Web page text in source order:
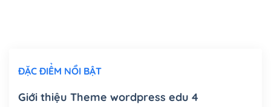
Mua thêm Host + Tên miền
Tên miền quốc tế .com .net .org (1 năm)
ĐẶC ĐIỂM NỔI BẬT
Giới thiệu Theme wordpress edu 4